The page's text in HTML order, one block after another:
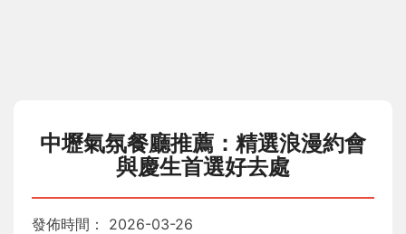
中壢氣氛餐廳推薦：精選浪漫約會
與慶生首選好去處
發佈時間： 2026-03-26